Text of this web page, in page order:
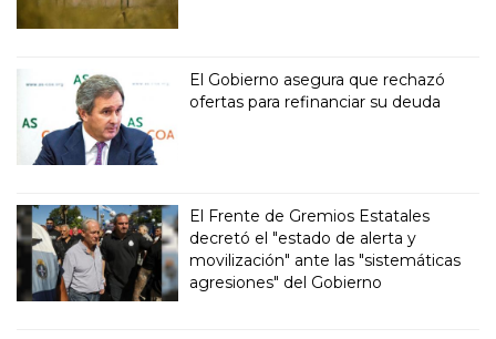
El Gobierno asegura que rechazó
ofertas para refinanciar su deuda
El Frente de Gremios Estatales
decretó el "estado de alerta y
movilización" ante las "sistemáticas
agresiones" del Gobierno